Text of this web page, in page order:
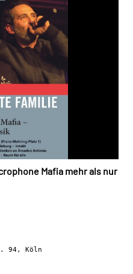
Mafia mehr als nur
94, Köln